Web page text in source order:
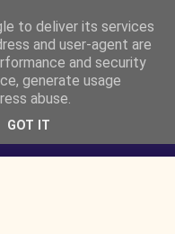
-
to deliver its services
and user-agent are
and security
generate usage
abuse.
GOT IT